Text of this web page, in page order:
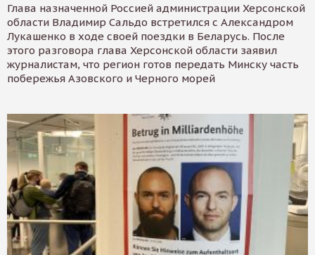
Глава назначенной Россией администрации Херсонской
области Владимир Сальдо встретился с Александром
Лукашенко в ходе своей поездки в Беларусь. После
этого разговора глава Херсонской области заявил
журналистам, что регион готов передать Минску часть
побережья Азовского и Черного морей